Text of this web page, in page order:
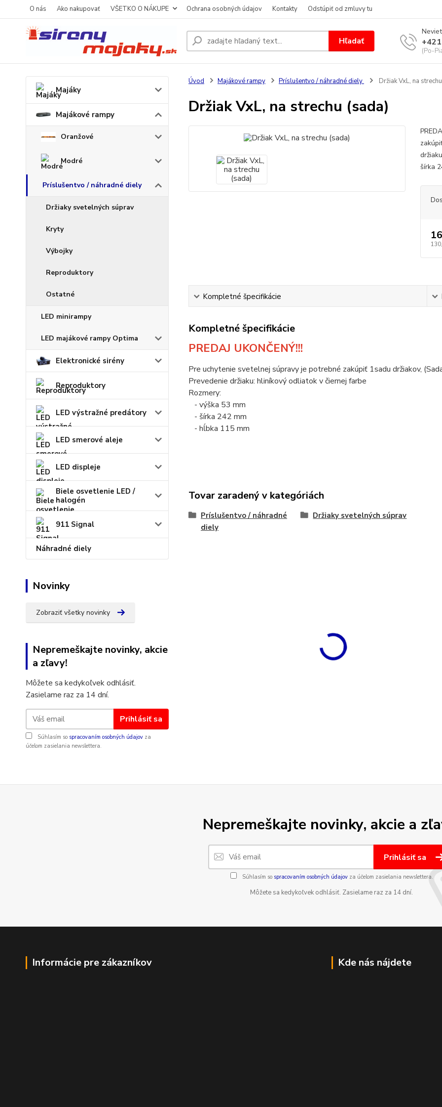
O nás Ako nakupovať VŠETKO O NÁKUPE Ochrana osobných údajov Kontakty Odstúpiť od zmluvy tu
Hľadať
(Po-
Majáky
Majákové rampy
Oranžové
Modré
Príslušentvo / náhradné diely
Držiaky svetelných súprav
Kryty
Výbojky
Reproduktory
Ostatné
LED minirampy
LED majákové rampy Optima
Elektronické sirény
Reproduktory
LED výstražné predátory
LED smerové aleje
LED displeje
Biele osvetlenie LED /
halogén
911 Signal
Náhradné diely
Novinky
Zobraziť všetky novinky
Nepremeškajte novinky, akcie
a zľavy!
Môžete sa kedykoľvek odhlásiť.
Zasielame raz za 14 dní.
Prihlásiť sa
Súhlasím so spracovaním osobných údajov za
účelom zasielania newslettera.
Úvod Majákové rampy Príslušentvo / náhradné diely Držiak VxL, na
Držiak VxL, na strechu (sada)
šírka
Kompletné špecifikácie
Kompletné špecifikácie
PREDAJ UKONČENÝ!!!
Pre uchytenie svetelnej súpravy je potrebné zakúpiť 1sadu držiakov,
Prevedenie držiaku: hliníkový odliatok v čiernej farbe
Rozmery:
- výška 53 mm
- šírka 242 mm
- hĺbka 115 mm
Tovar zaradený v kategóriách
Príslušentvo / náhradné
diely
Držiaky svetelných súprav
Nepremeškajte novinky, akcie a
Prihlásiť sa
Súhlasím so spracovaním osobných údajovza účelom zasielania newslettera.
Môžete sa kedykoľvek odhlásiť. Zasielame raz za 14 dní.
Informácie pre zákazníkov Kde nás nájdete